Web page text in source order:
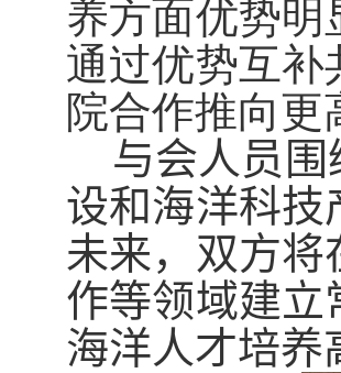
养方面优势
通过优势互补
院合作推向更
与会人员
设和海洋科技
未来，双方
作等领域建立
海洋人才培养